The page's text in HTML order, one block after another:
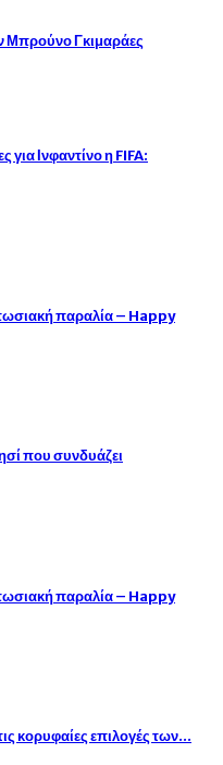
Μπρούνο Γκιμαράες
για Ινφαντίνο η FIFA:
παραλία – Happy
που συνδυάζει
παραλία – Happy
κορυφαίες επιλογές των…